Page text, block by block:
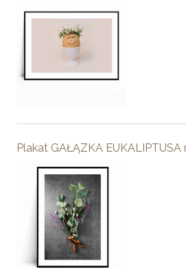
Plakat GAŁĄZKA EUKALIPTUSA